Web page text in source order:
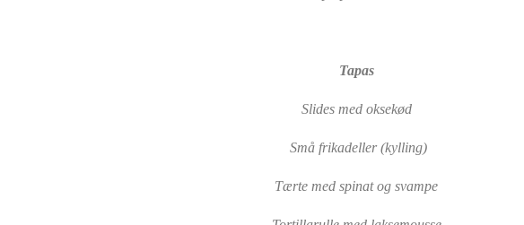
Tapas
Slides med oksekød
Små frikadeller (kylling)
Tærte med spinat og svampe